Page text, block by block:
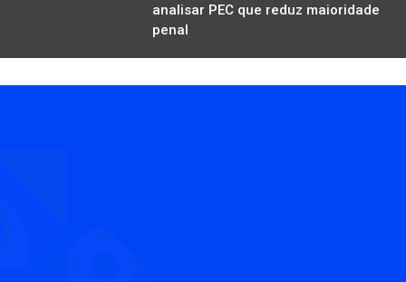
analisar PEC que reduz maioridade
penal